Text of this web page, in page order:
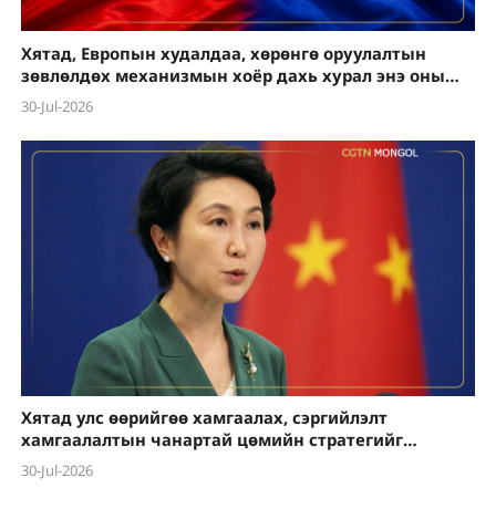
Хятад, Европын худалдаа, хөрөнгө оруулалтын
зөвлөлдөх механизмын хоёр дахь хурал энэ оны
намар болно
30-Jul-2026
Хятад улс өөрийгөө хамгаалах, сэргийлэлт
хамгаалалтын чанартай цөмийн стратегийг
тууштай баримталдаг
30-Jul-2026